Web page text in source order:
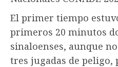
El primer tiempo
primeros 20 minutos
sinaloenses, aunque
tres jugadas de peligo,